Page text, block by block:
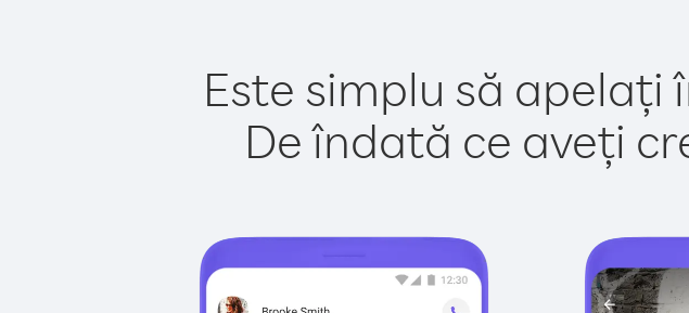
Este simplu să apelați
De îndată ce aveți